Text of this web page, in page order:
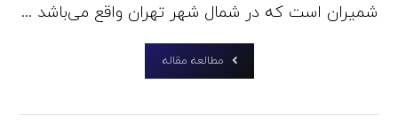
شمیران است که در شمال شهر تهران واقع می‌باشد ...
مطالعه مقاله